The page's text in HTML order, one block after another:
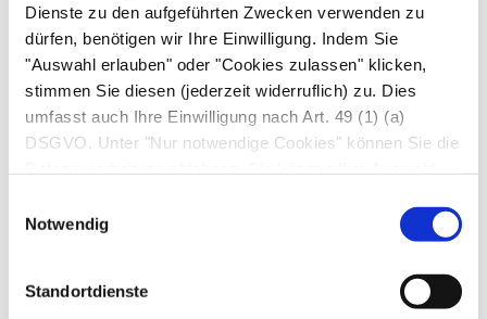
Dienste zu den aufgeführten Zwecken verwenden zu
dürfen, benötigen wir Ihre Einwilligung. Indem Sie
"Auswahl erlauben" oder "Cookies zulassen" klicken,
stimmen Sie diesen (jederzeit widerruflich) zu. Dies
umfasst auch Ihre Einwilligung nach Art. 49 (1) (a)
DSGVO. Unter "Nur notwendige Cookies" können Sie die
Notwendig
Standortdienste
(DBT) ist vorrangig zur Behandlung der
Borderline-Störung gedacht, wird aber heute
häufig und mit gutem Erfolg zur Therapie vieler
Persönlichkeitsstörungen
eingesetzt.
Die wichtigste Annahme dieser
allem in einer Fehlregulation der Emotionen
besteht. Wächst ein Kind z. B. in einer Familie
auf, in der wenig über Gefühle gesprochen oder
auf Gefühle unpassend reagiert wird, so kann es